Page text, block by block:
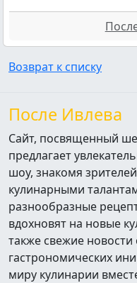
Возврат к списку
После Ивлева
Сайт, посвященный
предлагает
шоу, знакомя
кулинарными
разнообразные
вдохновят на новые
также свежие новости
гастрономических
миру кулинарии